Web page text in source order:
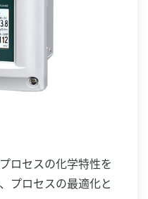
ロセスの化学特性を
プロセスの最適化と